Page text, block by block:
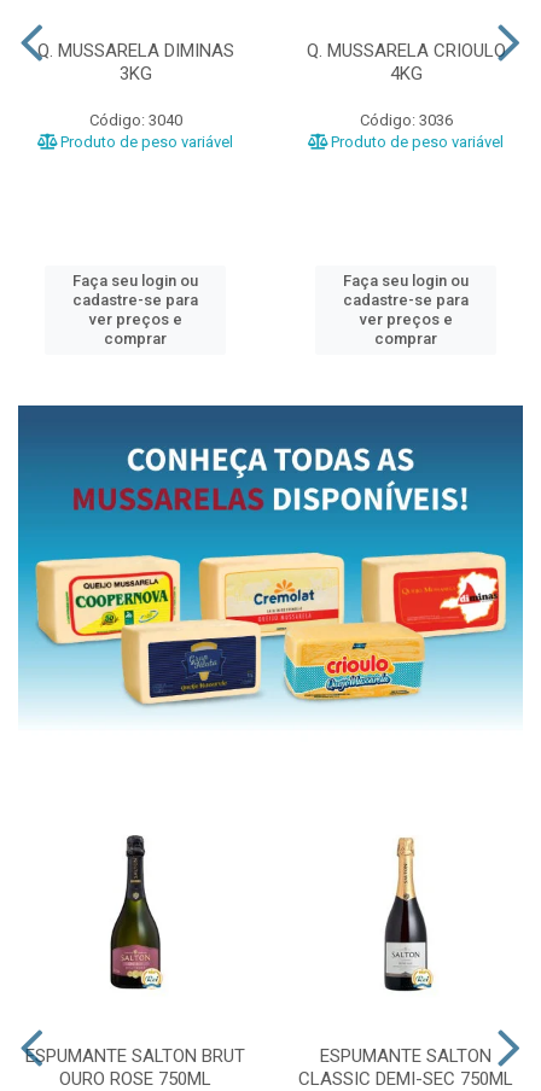
Q. MUSSARELA DIMINAS
3KG
Código: 3040
Produto de peso variável
Faça seu login ou
cadastre-se para
ver preços e
comprar
Q. MUSSARELA CRIOULO
4KG
Código: 3036
Produto de peso variável
Faça seu login ou
cadastre-se para
ver preços e
comprar
ESPUMANTE SALTON BRUT
OURO ROSE 750ML
ESPUMANTE SALTON
CLASSIC DEMI-SEC 750ML